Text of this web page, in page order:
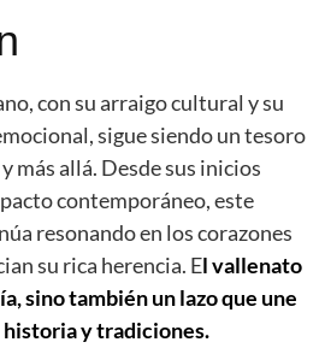
con su arraigo cultural y su
sigue siendo un tesoro
más allá. Desde sus inicios
contemporáneo, este
resonando en los corazones
su rica herencia. El vallenato
sino también un lazo que une
historia y tradiciones.